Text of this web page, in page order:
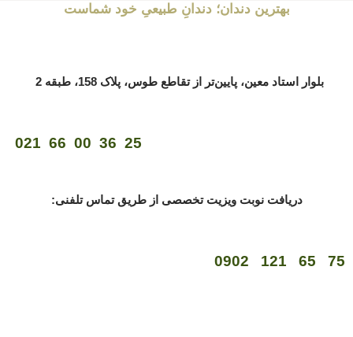
بلوار استاد معین، پایین‌تر از تقاطع طوس، پلاک 158، طبقه 2
25 36 00 66 021
بهترین دندان؛ دندانِ طبیعیِ خود شماست
دریافت نوبت ویزیت تخصصی از طریق تماس تلفنی:
75 65 121 0902